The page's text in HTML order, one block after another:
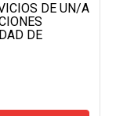
DE UN/A
DE